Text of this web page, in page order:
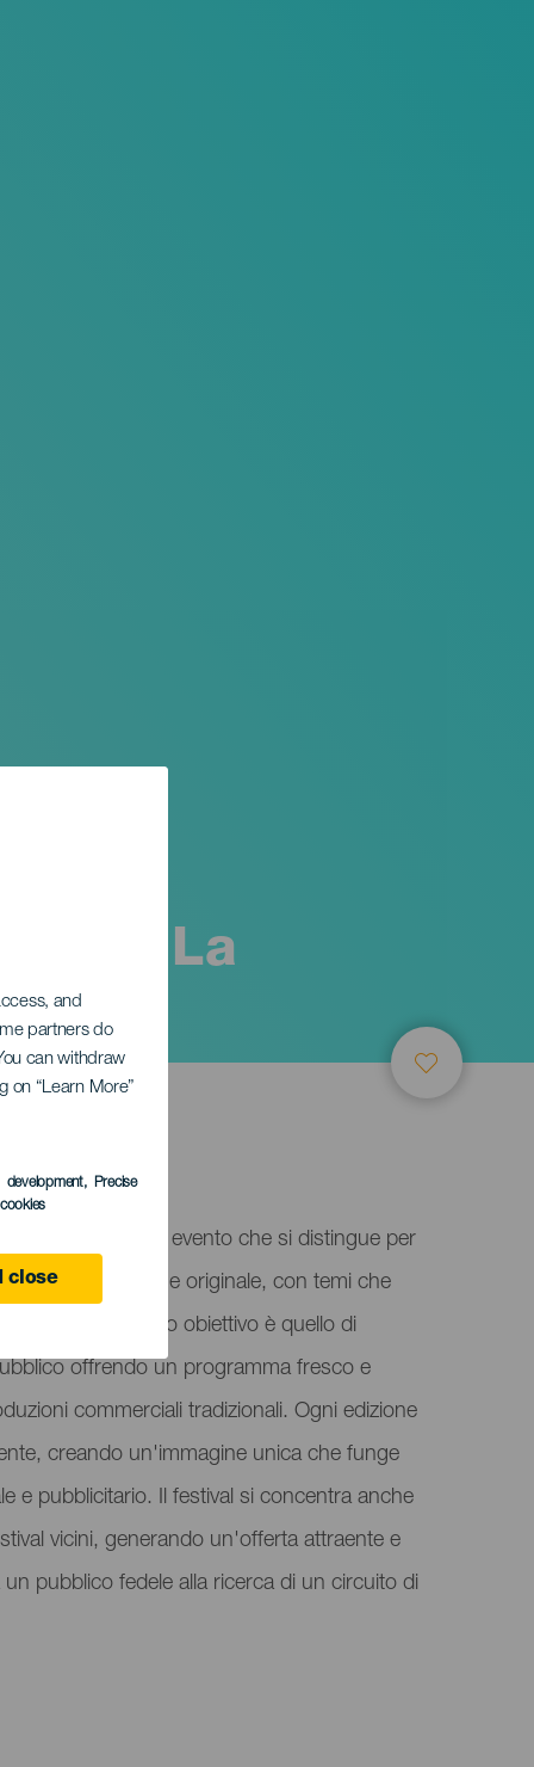
and
partners do
can withdraw
on “Learn More”
development, Precise
close
de La
Film Festival è un evento che si distingue per
artistica unica e originale, con temi che
sua identità. Il suo obiettivo è quello di
offrendo un programma fresco e
commerciali tradizionali. Ogni edizione
creando un'immagine unica che funge
e pubblicitario. Il festival si concentra anche
vicini, generando un'offerta attraente e
pubblico fedele alla ricerca di un circuito di